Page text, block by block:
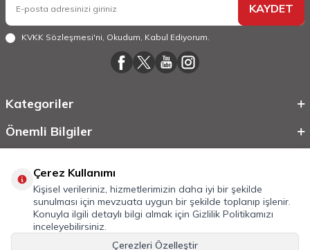
KAYDET
KVKK Sözleşmesi'ni, Okudum, Kabul Ediyorum.
Kategoriler
Önemli Bilgiler
Çerez Kullanımı
Kişisel verileriniz, hizmetlerimizin daha iyi bir şekilde
sunulması için mevzuata uygun bir şekilde toplanıp işlenir.
Konuyla ilgili detaylı bilgi almak için Gizlilik Politikamızı
inceleyebilirsiniz.
Çerezleri Özelleştir